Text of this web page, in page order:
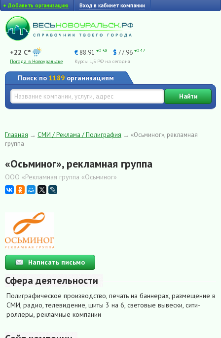
+ Добавить организацию Вход в кабинет компании
+22 C°
Погода в Новоуральске
€ 88.91 +0.38 $ 77.96 +0.47
Курсы ЦБ РФ на сегодня
Поиск по 1189 организациям
Найти
Главная → СМИ / Реклама / Полиграфия → «Осьминог», рекламная
группа
«Осьминог», рекламная группа
ООО «Рекламная группа «Осьминог»
Написать письмо
Сфера деятельности
Полиграфическое производство, печать на баннерах, размещение в
СМИ, радио, телевидение, щиты 3 на 6, световые вывески, сити-
роллеры, рекламные компании